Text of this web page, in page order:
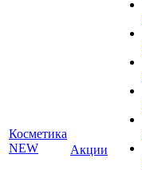
Косметика
NEW
Акции